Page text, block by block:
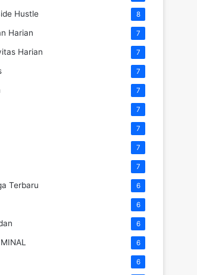
Hustle 8
Harian 7
Harian 7
7
7
7
7
7
7
Terbaru 6
6
6
6
6